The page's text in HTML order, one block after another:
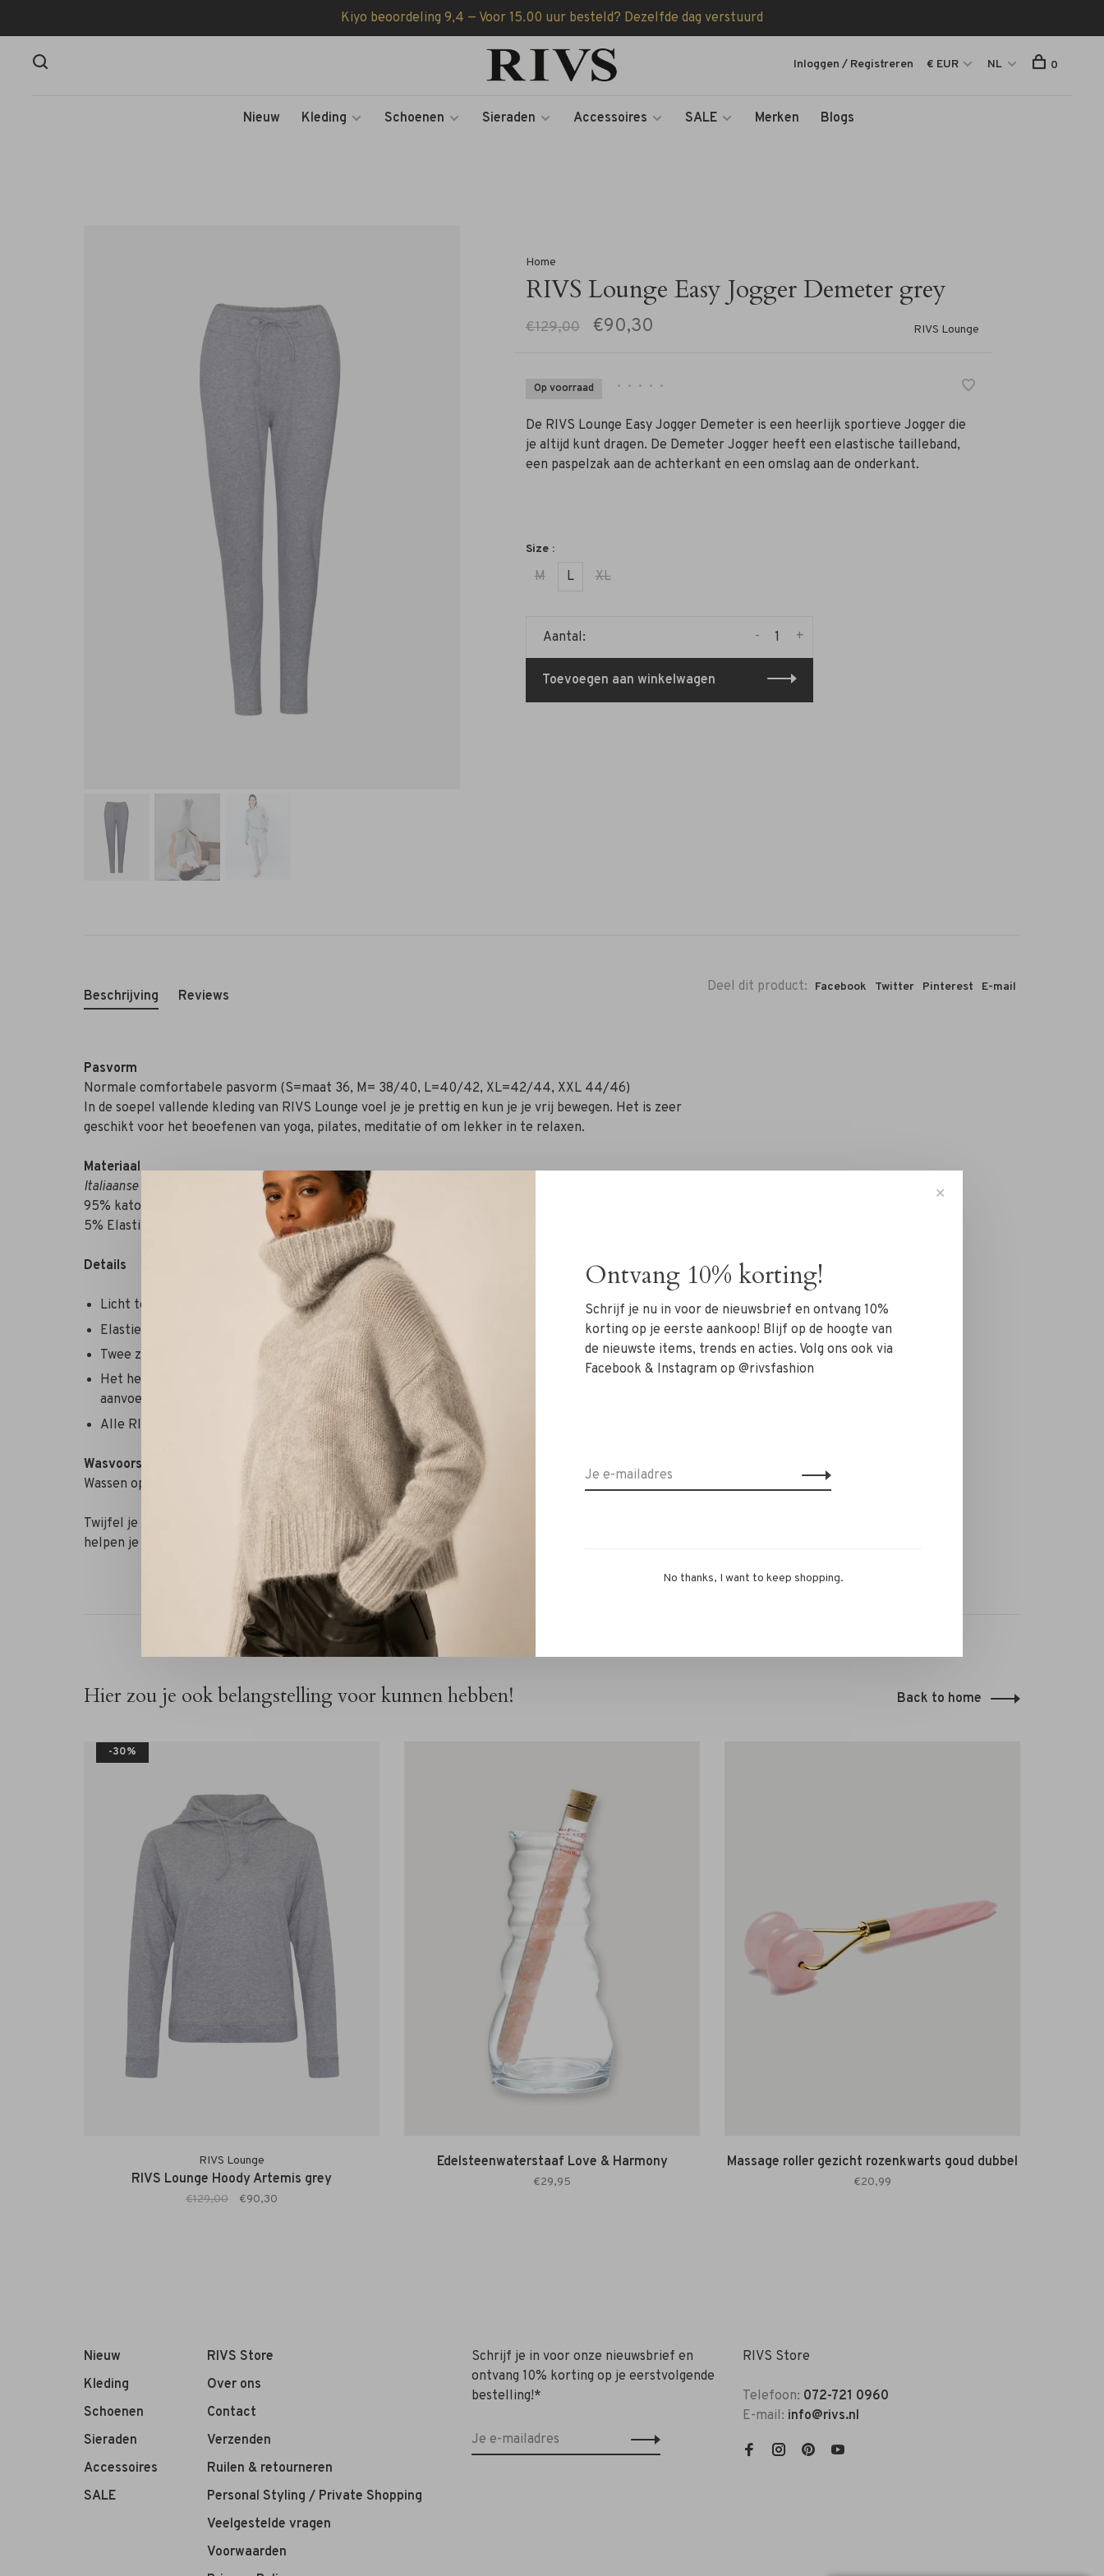
Kiyo beoordeling 9,4 — Voor 15.00 uur besteld? Dezelfde dag verstuurd
Nieuw Kleding Schoenen Sieraden Accessoires SALE Merken Blogs
Inloggen / Registreren € EUR NL 0
Home
RIVS Lounge Easy Jogger Demeter grey
€129,00 €90,30 RIVS Lounge
Op voorraad • • • • •
De RIVS Lounge Easy Jogger Demeter is een heerlijk sportieve Jogger die
je altijd kunt dragen. De Demeter Jogger heeft een elastische tailleband,
een paspelzak aan de achterkant en een omslag aan de onderkant.
Size :
M L XL
Aantal: +
-
Toevoegen aan winkelwagen
Deel dit product: Facebook Twitter Pinterest E-mail
Beschrijving Reviews
Pasvorm
Normale comfortabele pasvorm (S=maat 36, M= 38/40, L=40/42, XL=42/44, XXL 44/46)
In de soepel vallende kleding van RIVS Lounge voel je je prettig en kun je je vrij bewegen. Het is zeer
geschikt voor het beoefenen van yoga, pilates, meditatie of om lekker in te relaxen.
Materiaal
Italiaanse Fleece Compositie
95% katoen
5% Elastine
Details
Licht toelopende pijp met omslag aan de onderkant
Elastieken band met koord
Twee zakken aan de zijkant en een dichtgestikt zakje aan de achterkant
Het heeft een mooie zachte afwerking. Van luxe trainingsstof wat heerlijk, zacht en comfortabel
aanvoelt.
Alle RIVS Lounge artikelen zijn verkrijgbaar in de kleuren: zwart, grijs, wit en zachtgroen
Wasvoorschrift
Wassen op 30 graden. Je houdt dit kledingstuk het langste mooi door het niet in de droger te doen.
Twijfel je nog over je maat? Neem contact op met ons RIVS-team via de chat van
helpen je graag verder!
Hier zou je ook belangstelling voor kunnen hebben! Back to home
-30%
RIVS Lounge
RIVS Lounge Hoody Artemis grey
€129,00 €90,30
Edelsteenwaterstaaf Love & Harmony
€29,95
Massage roller gezicht rozenkwarts goud dubbel
€20,99
Nieuw
Kleding
Schoenen
Sieraden
Accessoires
SALE
RIVS Store
Over ons
Contact
Verzenden
Ruilen & retourneren
Personal Styling / Private Shopping
Veelgestelde vragen
Voorwaarden
Schrijf je in voor onze nieuwsbrief en
ontvang 10% korting op je eerstvolgende
bestelling!*
RIVS Store
Telefoon: 072-721 0960
E-mail: info@rivs.nl
✕
Ontvang 10% korting!
Schrijf je nu in voor de nieuwsbrief en ontvang 10%
korting op je eerste aankoop! Blijf op de hoogte van
de nieuwste items, trends en acties. Volg ons ook via
Facebook & Instagram op @rivsfashion
No thanks, I want to keep shopping.